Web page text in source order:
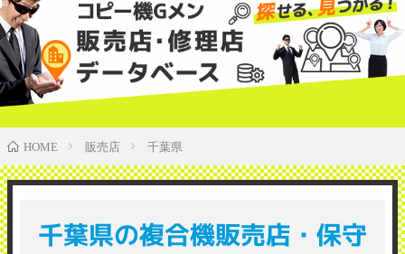
HOME 販売店 千葉県
千葉県の複合機販売店・保守